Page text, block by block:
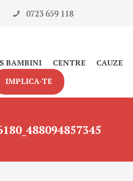
0723 659 118
BAMBINI CENTRE CAUZE
IMPLICA-TE